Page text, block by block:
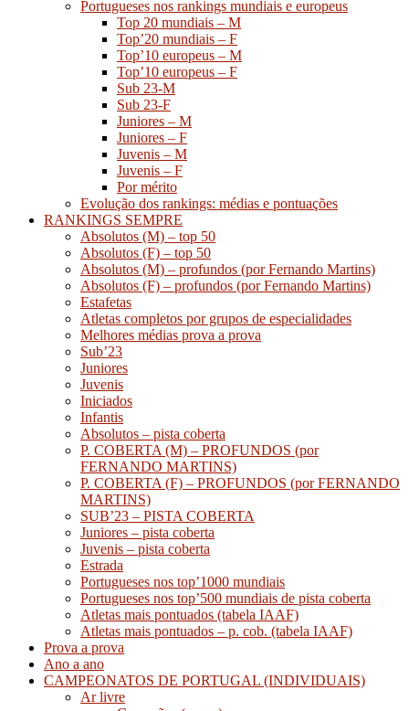
Portugueses nos rankings mundiais e europeus
Top 20 mundiais – M
Top’20 mundiais – F
Top’10 europeus – M
Top’10 europeus – F
Sub 23-M
Sub 23-F
Juniores – M
Juniores – F
Juvenis – M
Juvenis – F
Por mérito
Evolução dos rankings: médias e pontuações
RANKINGS SEMPRE
Absolutos (M) – top 50
Absolutos (F) – top 50
Absolutos (M) – profundos (por Fernando Martins)
Absolutos (F) – profundos (por Fernando Martins)
Estafetas
Atletas completos por grupos de especialidades
Melhores médias prova a prova
Sub’23
Juniores
Juvenis
Iniciados
Infantis
Absolutos – pista coberta
P. COBERTA (M) – PROFUNDOS (por
FERNANDO MARTINS)
P. COBERTA (F) – PROFUNDOS (por FERNANDO
MARTINS)
SUB’23 – PISTA COBERTA
Juniores – pista coberta
Juvenis – pista coberta
Estrada
Portugueses nos top’1000 mundiais
Portugueses nos top’500 mundiais de pista coberta
Atletas mais pontuados (tabela IAAF)
Atletas mais pontuados – p. cob. (tabela IAAF)
Prova a prova
Ano a ano
CAMPEONATOS DE PORTUGAL (INDIVIDUAIS)
Ar livre